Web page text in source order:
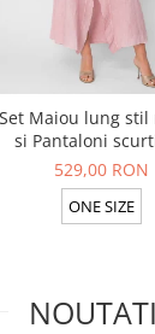
Set Maiou lung stil
si Pantaloni
100% in Rose
529,00 RON
ONE SIZE